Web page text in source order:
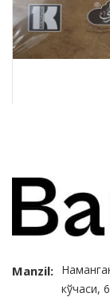
Manzil:
кўчаси,